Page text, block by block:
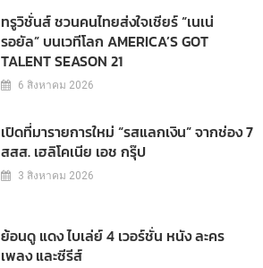
ทรูวิชั่นส์ ชวนคนไทยส่งใจเชียร์ “เนเน่
รอยัล” บนเวทีโลก AMERICA’S GOT
TALENT SEASON 21
6 สิงหาคม 2026
เปิดที่มารายการใหม่ “รสแลกเงิน” จากช่อง 7
สสส. เฮลิโคเนีย เอช กรุ๊ป
3 สิงหาคม 2026
ย้อนดู แดง ไบเล่ย์ 4 เวอร์ชั่น หนัง ละคร
เพลง และซีรีส์